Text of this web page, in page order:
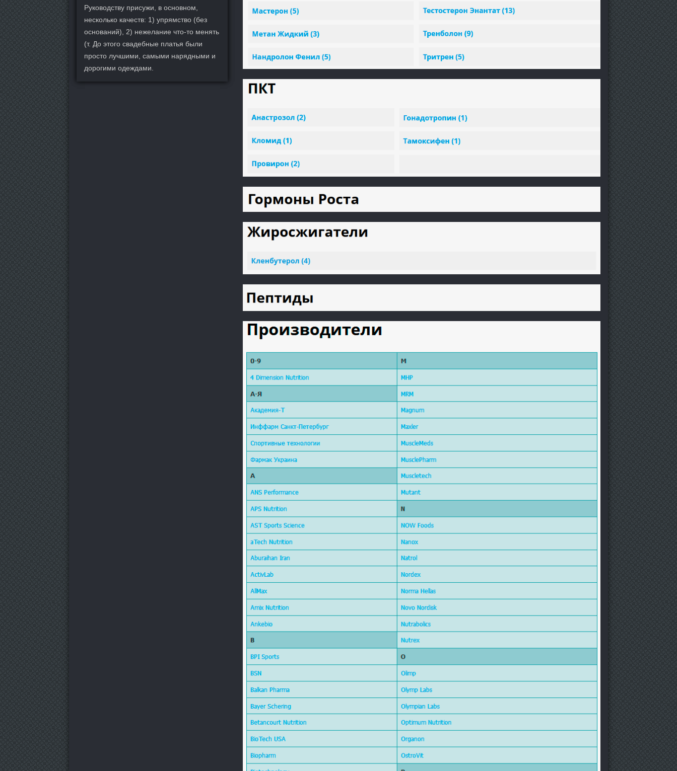
Руководству присужи, в основном,
несколько качеств: 1) упрямство (без
оснований), 2) нежелание что-то менять
(т. До этого свадебные платья были
просто лучшими, самыми нарядными и
дорогими одеждами.